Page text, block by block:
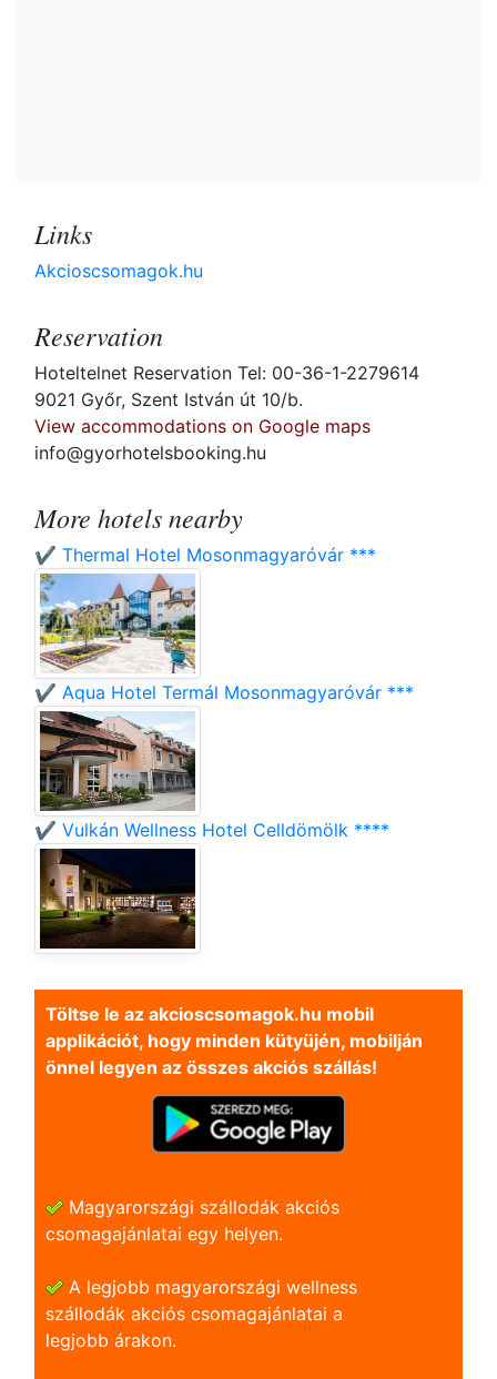
Links
Akcioscsomagok.hu
Reservation
Hoteltelnet Reservation Tel: 00-36-1-2279614
9021 Győr, Szent István út 10/b.
View accommodations on Google maps
info@gyorhotelsbooking.hu
More hotels nearby
✔️ Thermal Hotel Mosonmagyaróvár ***
✔️ Aqua Hotel Termál Mosonmagyaróvár ***
✔️ Vulkán Wellness Hotel Celldömölk ****
Töltse le az akcioscsomagok.hu mobil
applikációt, hogy minden kütyüjén, mobilján
önnel legyen az összes akciós szállás!
Magyarországi szállodák akciós
csomagajánlatai egy helyen.
A legjobb magyarországi wellness
szállodák akciós csomagajánlatai a
legjobb árakon.